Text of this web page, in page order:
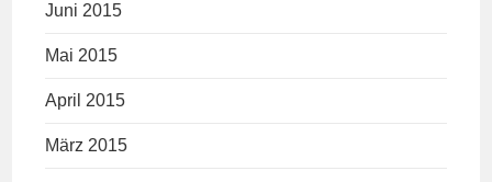
Juni 2015
Mai 2015
April 2015
März 2015